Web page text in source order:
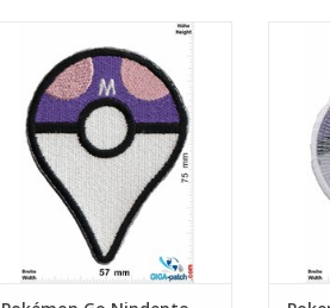
Nindento - Pokémon Go -
purpule
TOEVOEGEN AAN WINKELWAGEN